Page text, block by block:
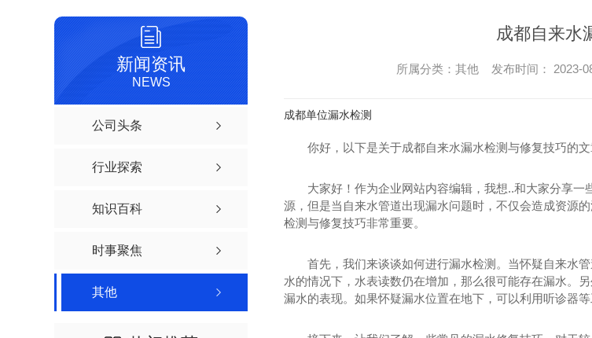
新闻资讯
NEWS
公司头条
行业探索
知识百科
时事聚焦
其他
成都自来水
所属分类：其他 发布时间： 2023-
成都单位漏水检测
你好，以下是关于成都自来水漏水检测与修复技巧的文
大家好！作为企业网站内容编辑，我想..和大家分享
源，但是当自来水管道出现漏水问题时，不仅会造成资源
检测与修复技巧非常重要。
首先，我们来谈谈如何进行漏水检测。当怀疑自来水
水的情况下，水表读数仍在增加，那么很可能存在漏水。
漏水的表现。如果怀疑漏水位置在地下，可以利用听诊器